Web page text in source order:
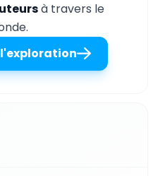
à travers le